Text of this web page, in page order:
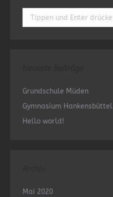
Search:
Grundschule Müden
Gymnasium Hankensbüttel
Hello world!
Mai 2020